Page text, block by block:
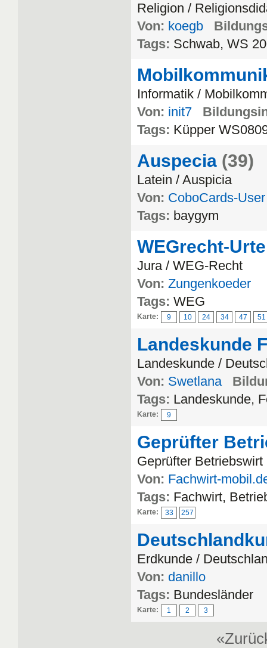
Religion /
Von: koegb
Tags: Schwab, WS
Informatik /
Von: init7
Tags: Küpper
Auspecia (39)
Latein / Auspicia
Von: CoboCards-User
Tags: baygym
WEGrecht-
Jura / WEG-Recht
Von: Zungenkoeder
Tags: WEG
Karte: 9 10 24 34 47 51
Landeskunde
Landeskunde /
Von: Swetlana
Tags: Landeskunde,
Karte: 9
Geprüfter
Geprüfter
Von: Fachwirt-
Tags: Fachwirt,
Karte: 33 257
Erdkunde /
Von: danillo
Tags: Bundesländer
Karte: 1 2 3